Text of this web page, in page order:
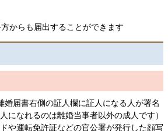
からも届出することができます
婚届書右側の証人欄に証人になる人が署名
になれるのは離婚当事者以外の成人です）
や運転免許証などの官公署が発行した顔写